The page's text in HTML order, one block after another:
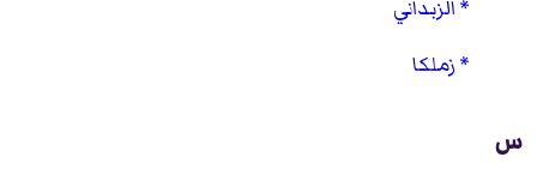
الزبداني
زملكا
س